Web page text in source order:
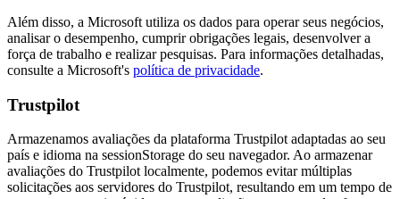
Além disso, a Microsoft utiliza os dados para operar seus negócios,
analisar o desempenho, cumprir obrigações legais, desenvolver a
força de trabalho e realizar pesquisas. Para informações detalhadas,
consulte a Microsoft's política de privacidade.
Trustpilot
Armazenamos avaliações da plataforma Trustpilot adaptadas ao seu
país e idioma na sessionStorage do seu navegador. Ao armazenar
avaliações do Trustpilot localmente, podemos evitar múltiplas
solicitações aos servidores do Trustpilot, resultando em um tempo de